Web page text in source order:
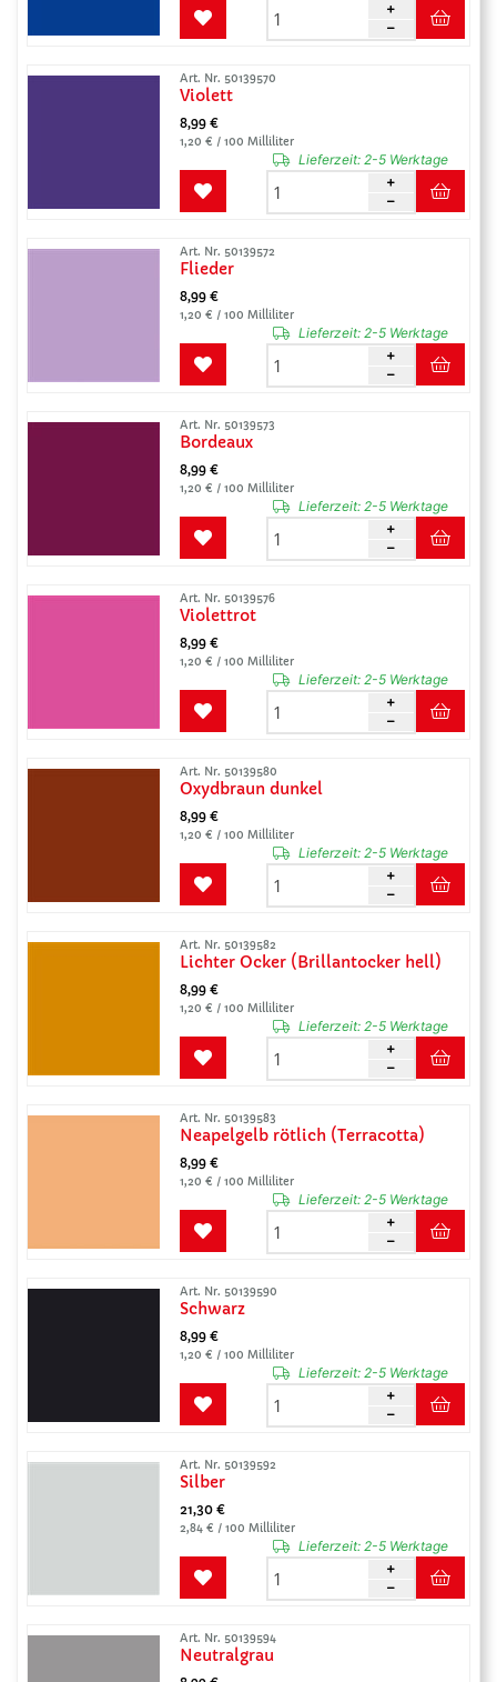
Art. Nr. 50139570
Violett
8,99 €
1,20 € / 100 Milliliter
Lieferzeit:2-5 Werktage
Art. Nr. 50139572
Flieder
8,99 €
1,20 € / 100 Milliliter
Lieferzeit:2-5 Werktage
Art. Nr. 50139573
Bordeaux
8,99 €
1,20 € / 100 Milliliter
Lieferzeit:2-5 Werktage
Art. Nr. 50139576
Violettrot
8,99 €
1,20 € / 100 Milliliter
Lieferzeit:2-5 Werktage
Art. Nr. 50139580
Oxydbraun dunkel
8,99 €
1,20 € / 100 Milliliter
Lieferzeit:2-5 Werktage
Art. Nr. 50139582
Lichter Ocker (Brillantocker hell)
8,99 €
1,20 € / 100 Milliliter
Lieferzeit:2-5 Werktage
Art. Nr. 50139583
Neapelgelb rötlich (Terracotta)
8,99 €
1,20 € / 100 Milliliter
Lieferzeit:2-5 Werktage
Art. Nr. 50139590
Schwarz
8,99 €
1,20 € / 100 Milliliter
Lieferzeit:2-5 Werktage
Art. Nr. 50139592
Silber
21,30 €
2,84 € / 100 Milliliter
Lieferzeit:2-5 Werktage
Art. Nr. 50139594
Neutralgrau